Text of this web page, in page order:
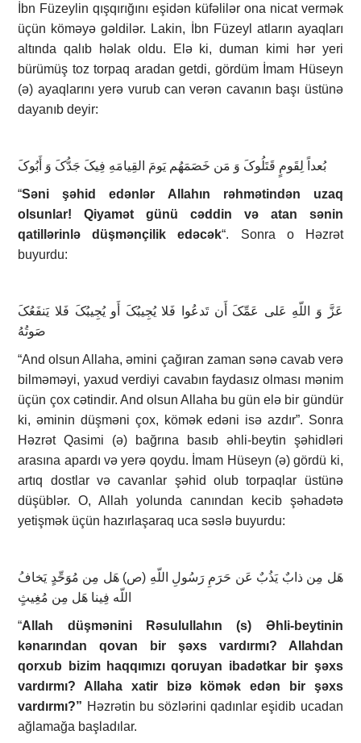
İbn Füzeylin qışqırığını eşidən küfəlilər ona nicat vermək
üçün köməyə gəldilər. Lakin, İbn Füzeyl atların ayaqları
altında qalıb həlak oldu. Elə ki, duman kimi hər yeri
bürümüş toz torpaq aradan getdi, gördüm İmam Hüseyn
(ə) ayaqlarını yerə vurub can verən cavanın başı üstünə
dayanıb deyir:
بُعداً لِقَومٍ قَتَلُوکَ وَ مَن خَصَمَهُم یَومَ القِیامَهِ فِیکَ جَدُّکَ وَ أَبُوکَ
“Səni şəhid edənlər Allahın rəhmətindən uzaq
olsunlar! Qiyamət günü cəddin və atan sənin
qatillərinlə düşmənçilik edəcək“. Sonra o Həzrət
buyurdu:
عَزَّ وَ اللّهِ عَلی عَمِّکَ أَن تَدعُوا فَلا یُجِیبُکَ أَو یُجِیبُکَ فَلا یَنفَعُکَ
صَوتُهُ
“And olsun Allaha, əmini çağıran zaman sənə cavab verə
bilməməyi, yaxud verdiyi cavabın faydasız olması mənim
üçün çox cətindir. And olsun Allaha bu gün elə bir gündür
ki, əminin düşməni çox, kömək edəni isə azdır”. Sonra
Həzrət Qasimi (ə) bağrına basıb əhli-beytin şəhidləri
arasına apardı və yerə qoydu. İmam Hüseyn (ə) gördü ki,
artıq dostlar və cavanlar şəhid olub torpaqlar üstünə
düşüblər. O, Allah yolunda canından kecib şəhadətə
yetişmək üçün hazırlaşaraq uca səslə buyurdu:
هَل مِن ذابٌ یَذُبٌ عَن حَرَمِ رَسُولِ اللّهِ (ص) هَل مِن مُوَحِّدٍ یَخافُ
اللّه فِینا هَل مِن مُغِیثٍ
“Allah düşmənini Rəsulullahın (s) Əhli-beytinin
kənarından qovan bir şəxs vardırmı? Allahdan
qorxub bizim haqqımızı qoruyan ibadətkar bir şəxs
vardırmı? Allaha xatir bizə kömək edən bir şəxs
vardırmı?” Həzrətin bu sözlərini qadınlar eşidib ucadan
ağlamağa başladılar.